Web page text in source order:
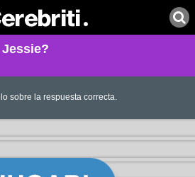
sobre la respuesta correcta.